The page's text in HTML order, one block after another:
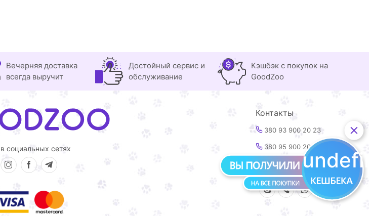
Вечерняя доставка
всегда выручит
Достойный сервис и
обслуживание
Кэшбэк с покупок на
GoodZoo
социальных сетях
Контакты
380 93 900 20 23
380 95 900 20 23
info@goodzoo.com.ua